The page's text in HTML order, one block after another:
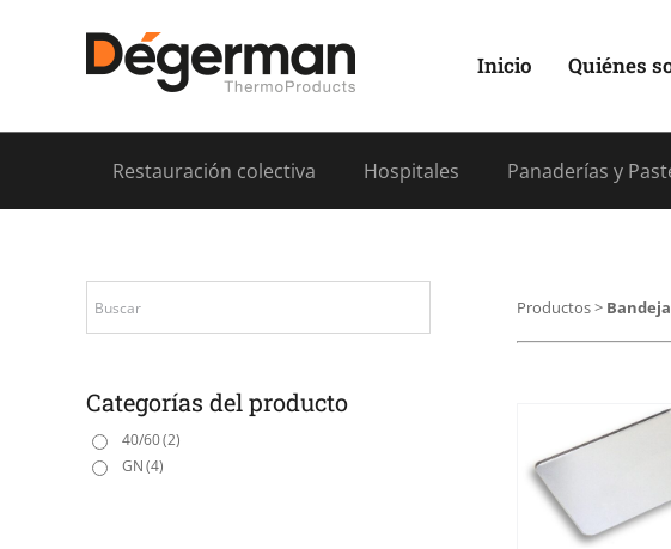
Inicio Quiénes
Restauración colectiva Hospitales Panaderías y
Productos>
Categorías del producto
40/60(2)
GN(4)